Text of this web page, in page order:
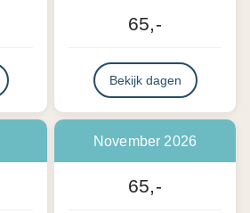
65,-
Bekijk dagen
November 2026
65,-